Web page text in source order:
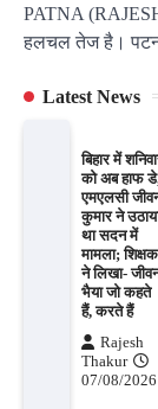
PATNA
हलचल तेज है।
Latest News
बिहार में
को अब हाफ
एमएलसी
कुमार ने
था सदन में
मामला; शिक्षक
ने लिखा-
भैया जो कहते
हैं, करते हैं
Rajesh
Thakur
07/08/2026